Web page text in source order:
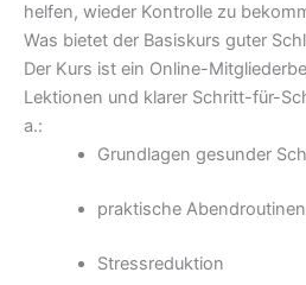
helfen, wieder Kontrolle zu
Was bietet der Basiskurs guter
Der Kurs ist ein Online-
Lektionen und klarer Schritt-für-
a.:
Grundlagen gesunder
praktische Abendroutinen
Stressreduktion